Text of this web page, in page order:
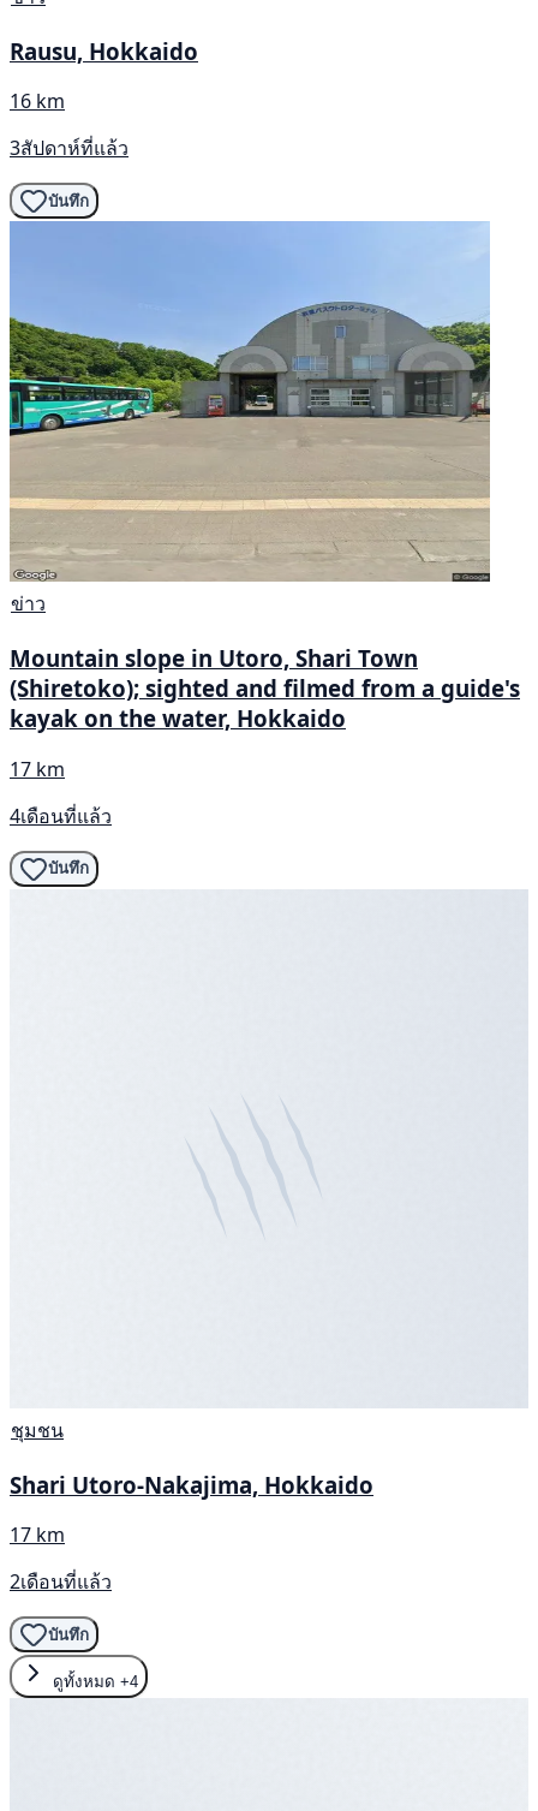
Rausu, Hokkaido
16 km
3สัปดาห์ที่แล้ว
บันทึก
ข่าว
Mountain slope in Utoro, Shari Town
(Shiretoko); sighted and filmed from a guide's
kayak on the water, Hokkaido
17 km
4เดือนที่แล้ว
บันทึก
ชุมชน
Shari Utoro-Nakajima, Hokkaido
17 km
2เดือนที่แล้ว
บันทึก
ดูทั้งหมด +4